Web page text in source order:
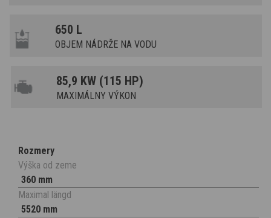
650 L
OBJEM NÁDRŽE NA VODU
85,9 KW (115 HP)
MAXIMÁLNY VÝKON
Rozmery
Výška od zeme
360 mm
Maximal längd
5520 mm